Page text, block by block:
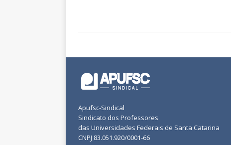
Apufsc-Sindical
Sindicato dos Professores
das Universidades Federais de Santa Catarina
CNPJ 83.051.920/0001-66